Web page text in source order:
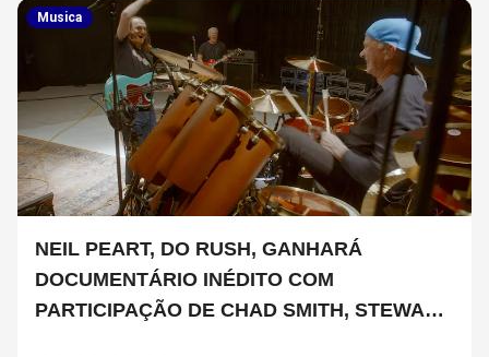
Musica
NEIL PEART, DO RUSH, GANHARÁ
DOCUMENTÁRIO INÉDITO COM
PARTICIPAÇÃO DE CHAD SMITH, STEWART